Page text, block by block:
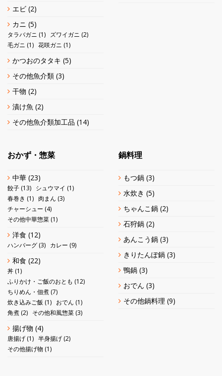
エビ (2)
カニ (5)
タラバガニ (1) ズワイガニ (2)
毛ガニ (1) 花咲ガニ (1)
かつおのタタキ (5)
その他魚介類 (3)
干物 (2)
漬け魚 (2)
その他魚介類加工品 (14)
おかず・惣菜
中華 (23)
餃子 (13) シュウマイ (1)
春巻き (1) 肉まん (3)
チャーシュー (4)
その他中華惣菜 (1)
洋食 (12)
ハンバーグ (3) カレー (9)
和食 (22)
丼 (1)
ふりかけ・ご飯のおとも (12)
ちりめん・佃煮 (7)
炊き込みご飯 (1) おでん (1)
角煮 (2) その他和風惣菜 (3)
揚げ物 (4)
唐揚げ (1) 半身揚げ (2)
その他揚げ物 (1)
鍋料理
もつ鍋 (3)
水炊き (5)
ちゃんこ鍋 (2)
石狩鍋 (2)
あんこう鍋 (3)
きりたんぽ鍋 (3)
鴨鍋 (3)
おでん (3)
その他鍋料理 (9)